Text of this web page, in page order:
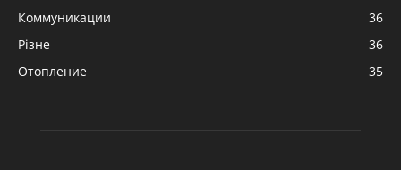
Коммуникации
36
Різне
36
Отопление
35